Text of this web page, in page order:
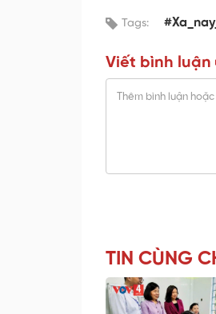
Tags:
Viết bình luận
TIN CÙNG